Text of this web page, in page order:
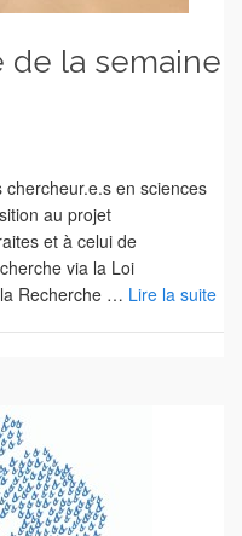
de la semaine
en sciences
au projet
et à celui de
via la Loi
Recherche … Lire la suite